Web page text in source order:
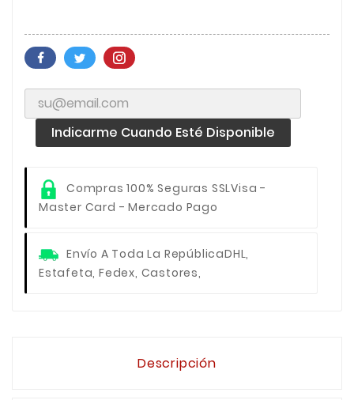
Indicarme Cuando Esté Disponible
Compras 100% Seguras SSLVisa -
Master Card - Mercado Pago
Envío A Toda La RepúblicaDHL,
Estafeta, Fedex, Castores,
Descripción